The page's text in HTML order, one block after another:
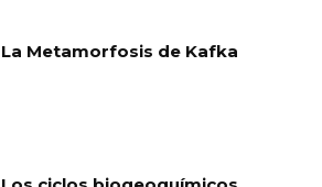
La Metamorfosis de Kafka